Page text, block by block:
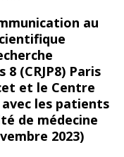
au
(CRJP8) Paris
et le Centre
les patients
de médecine
2023)